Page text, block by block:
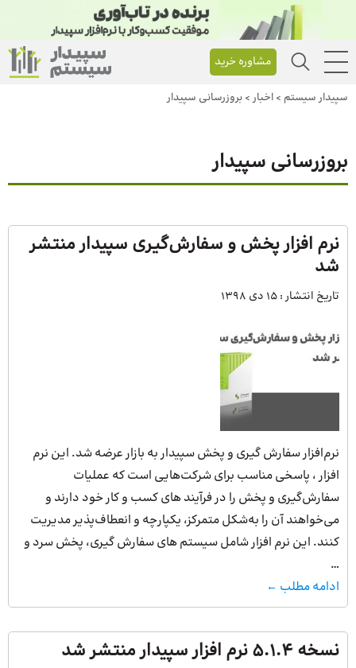
مشاوره خرید
سپیدار سیستم > اخبار> بروزرسانی سپیدار
بروزرسانی سپیدار
نرم افزار پخش و سفارش‌گیری سپیدار منتشر
شد
تاریخ انتشار : 15 دی 1398
نرم‌افزار سفارش گیری و پخش سپیدار به بازار عرضه شد. این نرم
افزار ، پاسخی مناسب برای شرکت‌هایی است که عملیات
سفارش‌گیری و پخش را در فرآیند های کسب و کار خود دارند و
می‌خواهند آن‌ را به‌شکل متمرکز، یکپارچه و انعطاف‌پذیر مدیریت
کنند. این نرم افزار شامل سیستم های سفارش گیری، پخش سرد و
…
ادامه مطلب ←
نسخه ۵.۱.۴ نرم افزار سپیدار منتشر شد